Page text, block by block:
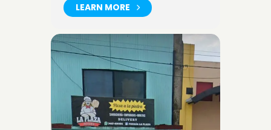
LEARN MORE